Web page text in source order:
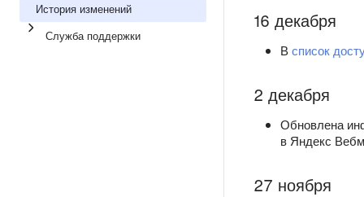
История изменений
Служба поддержки
16 декабря
Всписок
2 декабря
Обновлена
в Яндекс
27 ноября